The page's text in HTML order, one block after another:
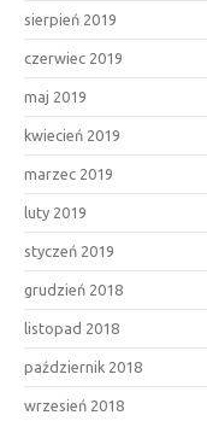
sierpień 2019
czerwiec 2019
maj 2019
kwiecień 2019
marzec 2019
luty 2019
styczeń 2019
grudzień 2018
listopad 2018
październik 2018
wrzesień 2018